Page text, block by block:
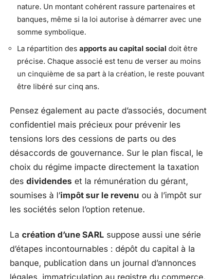
nature. Un montant cohérent rassure partenaires et
banques, même si la loi autorise à démarrer avec une
somme symbolique.
La répartition des apports au capital social doit être
précise. Chaque associé est tenu de verser au moins
un cinquième de sa part à la création, le reste pouvant
être libéré sur cinq ans.
Pensez également au pacte d’associés, document
confidentiel mais précieux pour prévenir les
tensions lors des cessions de parts ou des
désaccords de gouvernance. Sur le plan fiscal, le
choix du régime impacte directement la taxation
des dividendes et la rémunération du gérant,
soumises à l’impôt sur le revenu ou à l’impôt sur
les sociétés selon l’option retenue.
La création d’une SARL suppose aussi une série
d’étapes incontournables : dépôt du capital à la
banque, publication dans un journal d’annonces
légales, immatriculation au registre du commerce.